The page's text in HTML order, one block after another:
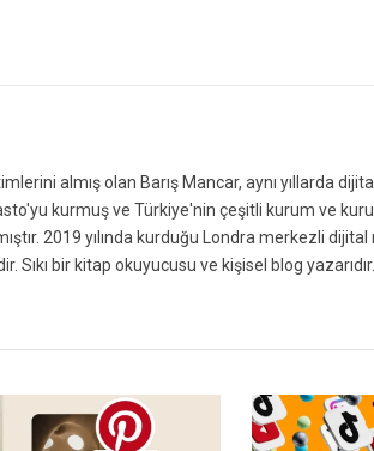
almış olan Barış Mancar, aynı yıllarda
kurmuş ve Türkiye'nin çeşitli kurum ve
2019 yılında kurduğu Londra merkezli
Sıkı bir kitap okuyucusu ve kişisel blog yazarıdır.